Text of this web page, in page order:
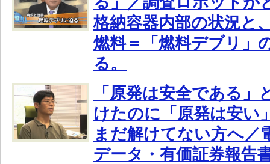
格納容器内部の状況と
燃料＝「燃料デブリ」
る。
「原発は安全である」
けたのに「原発は安い
まだ解けてない方へ／
データ・有価証券報告